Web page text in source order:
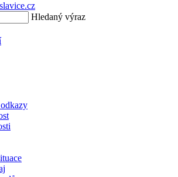
Hledaný výraz